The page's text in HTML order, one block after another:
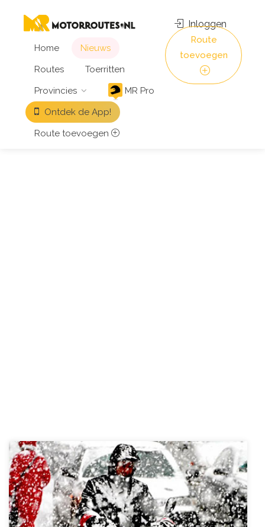
Home
Nieuws
Routes
Toerritten
Provincies
MR Pro
Ontdek de App!
Route toevoegen
Inloggen
Route
toevoegen